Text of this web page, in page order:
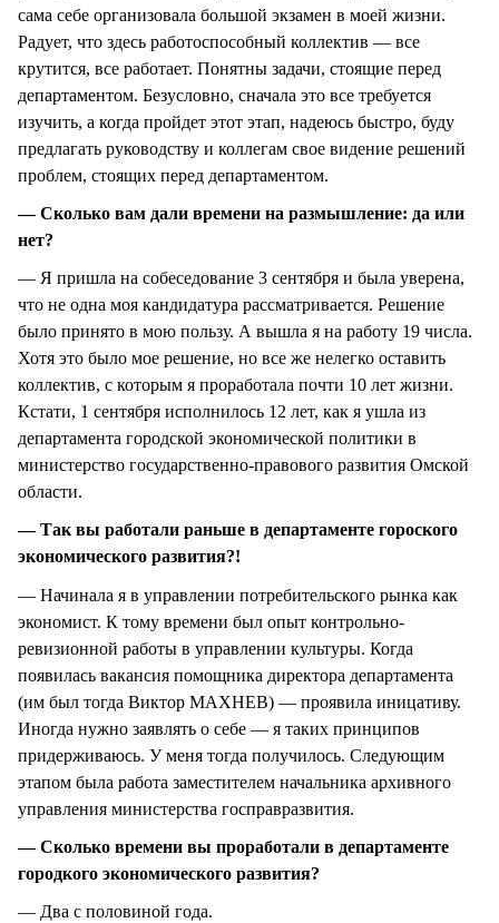
сама себе организовала большой экзамен в моей жизни.
Радует, что здесь работоспособный коллектив — все
крутится, все работает. Понятны задачи, стоящие перед
департаментом. Безусловно, сначала это все требуется
изучить, а когда пройдет этот этап, надеюсь быстро, буду
предлагать руководству и коллегам свое видение решений
проблем, стоящих перед департаментом.
— Сколько вам дали времени на размышление: да или
нет?
— Я пришла на собеседование 3 сентября и была уверена,
что не одна моя кандидатура рассматривается. Решение
было принято в мою пользу. А вышла я на работу 19 числа.
Хотя это было мое решение, но все же нелегко оставить
коллектив, с которым я проработала почти 10 лет жизни.
Кстати, 1 сентября исполнилось 12 лет, как я ушла из
департамента городской экономической политики в
министерство государственно-правового развития Омской
области.
— Так вы работали раньше в департаменте гороского
экономического развития?!
— Начинала я в управлении потребительского рынка как
экономист. К тому времени был опыт контрольно-
ревизионной работы в управлении культуры. Когда
появилась вакансия помощника директора департамента
(им был тогда Виктор МАХНЕВ) — проявила иницативу.
Иногда нужно заявлять о себе — я таких принципов
придерживаюсь. У меня тогда получилось. Следующим
этапом была работа заместителем начальника архивного
управления министерства госправразвития.
— Сколько времени вы проработали в департаменте
городкого экономического развития?
— Два с половиной года.